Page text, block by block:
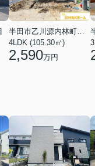
半田市乙川源内林町２丁目
4LDK (105.30㎡)
2,590万円